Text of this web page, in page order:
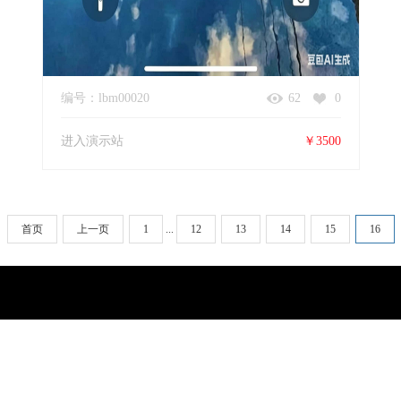
编号：lbm00020 62 0
进入演示站 ￥3500
首页 上一页 1 ... 12 13 14 15 16